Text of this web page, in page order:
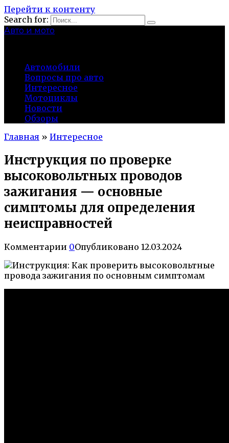
Перейти к контенту
Search for:
Авто и мото
Автомобили
Вопросы про авто
Интересное
Мотоциклы
Новости
Обзоры
Главная » Интересное
Инструкция по проверке
высоковольтных проводов
зажигания — основные
симптомы для определения
неисправностей
Комментарии 0Опубликовано 12.03.2024